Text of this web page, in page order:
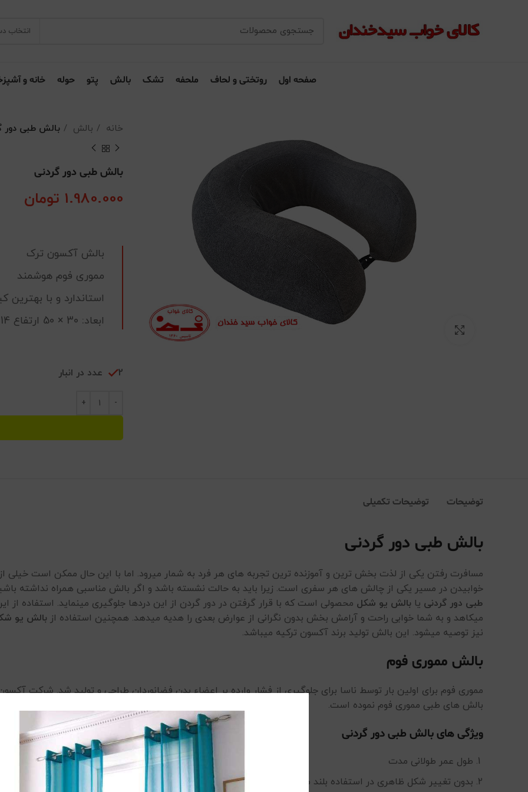
انتخاب
صفحه اول روتختی و لحاف ملحفه تشک بالش پتو حوله خانه و
خانه بالش بالش طبی دور
بالش طبی دور گردنی
1.980.000 تومان
بالش آکسون ترک
مموری فوم هوشمند
استاندارد و با بهترین
ابعاد: 30 × 50 ارتفاع 14 سانتی متر
2 عدد در انبار
توضیحات توضیحات تکمیلی
بالش طبی دور گردنی
مسافرت رفتن یکی از لذت بخش ترین و آموزنده ترین تجربه های هر فرد به شمار میرود. اما با این حال ممکن است خیلی
خوابیدن در مسیر یکی از چالش های هر سفری است. زیرا باید به حالت نشسته باشد و اگر بالش مناسبی همراه نداشته
طبی دور گردنی یا بالش یو شکل محصولی است که با قرار گرفتن در دور گردن از این دردها جلوگیری مینماید. استفاده
میکاهد و به شما خوابی راحت و آرامش بخش بدون نگرانی از عوارض بعدی را هدیه میدهد. همچنین استفاده از بالش یو
نیز توصیه میشود. این بالش تولید برند آکسون ترکیه میباشد.
بالش مموری فوم
مموری فوم برای اولین بار توسط ناسا برای جلوگیری از فشار وارده بر اعضاء بدن فضانوردان طراحی و تولید شد. شرکت آکسون
بالش های طبی مموری فوم نموده است.
ویژگی های بالش طبی دور گردنی
طول عمر طولانی مدت
بدون تغییر شکل ظاهری در استفاده بلند مدت